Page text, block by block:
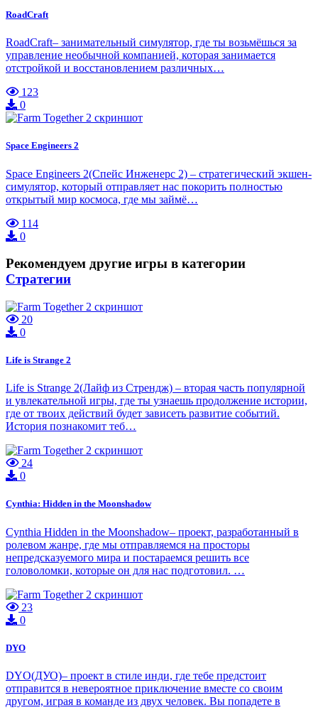
RoadCraft
RoadCraft– занимательный симулятор, где ты возьмёшься за
управление необычной компанией, которая занимается
отстройкой и восстановлением различных…
123
0
Space Engineers 2
Space Engineers 2(Спейс Инженерс 2) – стратегический экшен-
симулятор, который отправляет нас покорить полностью
открытый мир космоса, где мы займё…
114
0
Рекомендуем другие игры в категории
Стратегии
20
0
Life is Strange 2
Life is Strange 2(Лайф из Стрендж) – вторая часть популярной
и увлекательной игры, где ты узнаешь продолжение истории,
где от твоих действий будет зависеть развитие событий.
История познакомит теб…
24
0
Cynthia: Hidden in the Moonshadow
Cynthia Hidden in the Moonshadow– проект, разработанный в
ролевом жанре, где мы отправляемся на просторы
непредсказуемого мира и постараемся решить все
головоломки, которые он для нас подготовил. …
23
0
DYO
DYO(ДУО)– проект в стиле инди, где тебе предстоит
отправится в невероятное приключение вместе со своим
другом, играя в команде из двух человек. Вы попадете в